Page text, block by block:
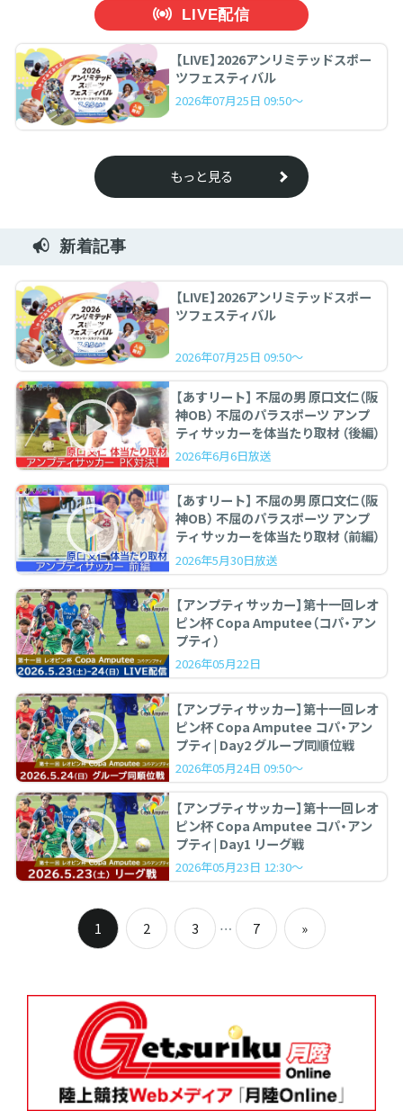
LIVE配信
【LIVE】2026アンリミテッドスポー
ツフェスティバル
2026年07月25日 09:50～
もっと見る
新着記事
【LIVE】2026アンリミテッドスポー
ツフェスティバル
2026年07月25日 09:50～
【あすリート】 不屈の男 原口文仁（阪
神OB） 不屈のパラスポーツ アンプ
ティサッカーを体当たり取材 （後編）
2026年6月6日放送
【あすリート】 不屈の男 原口文仁（阪
神OB） 不屈のパラスポーツ アンプ
ティサッカーを体当たり取材 （前編）
2026年5月30日放送
【アンプティサッカー】第十一回レオ
ピン杯 Copa Amputee（コパ・アン
プティ）
2026年05月22日
【アンプティサッカー】第十一回レオ
ピン杯 Copa Amputee コパ・アン
プティ| Day2 グループ同順位戦
2026年05月24日 09:50～
【アンプティサッカー】第十一回レオ
ピン杯 Copa Amputee コパ・アン
プティ| Day1 リーグ戦
2026年05月23日 12:30～
ー
1 2 3 … 7 Next
Posts
»